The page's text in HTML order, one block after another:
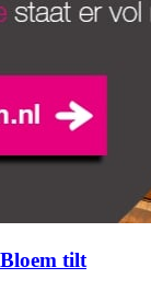
tilt